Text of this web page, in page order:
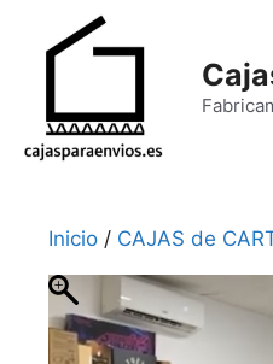
Inicio / CAJAS de